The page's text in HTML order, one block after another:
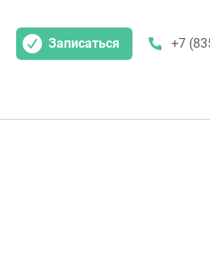
Записаться +7